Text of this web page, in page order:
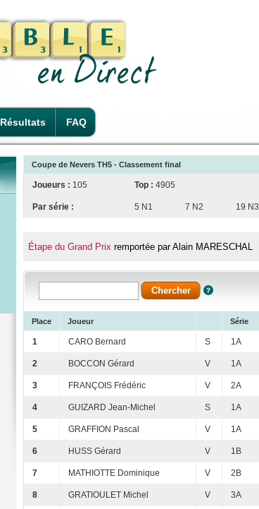
Résultats FAQ
Coupe de Nevers TH5 - Classement final
Joueurs : 105 Top : 4905
Par série : 5 N1 7 N2 19 N3
Étape du Grand Prix remportée par Alain MARESCHAL
Place Joueur Série
1 CARO Bernard S 1A
2 BOCCON Gérard V 1A
3 FRANÇOIS Frédéric V 2A
4 GUIZARD Jean-Michel S 1A
5 GRAFFION Pascal V 1A
6 HUSS Gérard V 1B
7 MATHIOTTE Dominique V 2B
8 GRATIOULET Michel V 3A